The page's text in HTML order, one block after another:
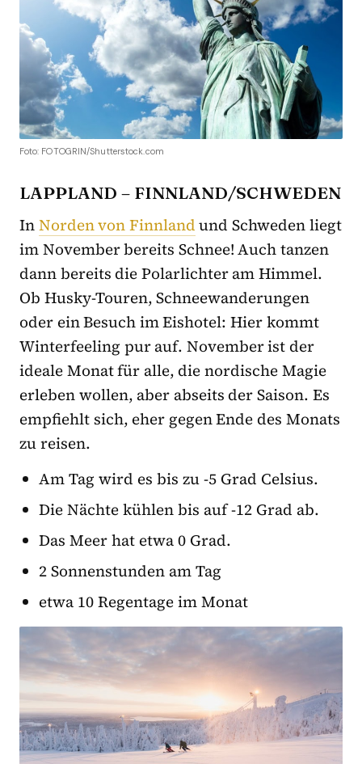
Foto: FOTOGRIN/Shutterstock.com
LAPPLAND – FINNLAND/SCHWEDEN
InNorden von Finnlandund Schweden liegt
im November bereits Schnee! Auch tanzen
dann bereits die Polarlichter am Himmel.
Ob Husky-Touren, Schneewanderungen
oder ein Besuch im Eishotel: Hier kommt
Winterfeeling pur auf. November ist der
ideale Monat für alle, die nordische Magie
erleben wollen, aber abseits der Saison. Es
empfiehlt sich, eher gegen Ende des Monats
zu reisen.
Am Tag wird es bis zu -5 Grad Celsius.
Die Nächte kühlen bis auf -12 Grad ab.
Das Meer hat etwa 0 Grad.
2 Sonnenstunden am Tag
etwa 10 Regentage im Monat